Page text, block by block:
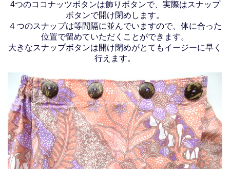
4つのココナッツボタンは飾りボタンで、実際はスナップ
ボタンで開け閉めします。
４つのスナップは等間隔に並んでいますので、体に合った
位置で留めていただくことができます。
大きなスナップボタンは開け閉めがとてもイージーに早く
行えます。